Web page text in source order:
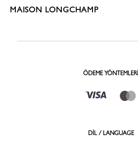
MAISON LONGCHAMP
ÖDEME YÖNTEMLERI
DİL / LANGUAGE